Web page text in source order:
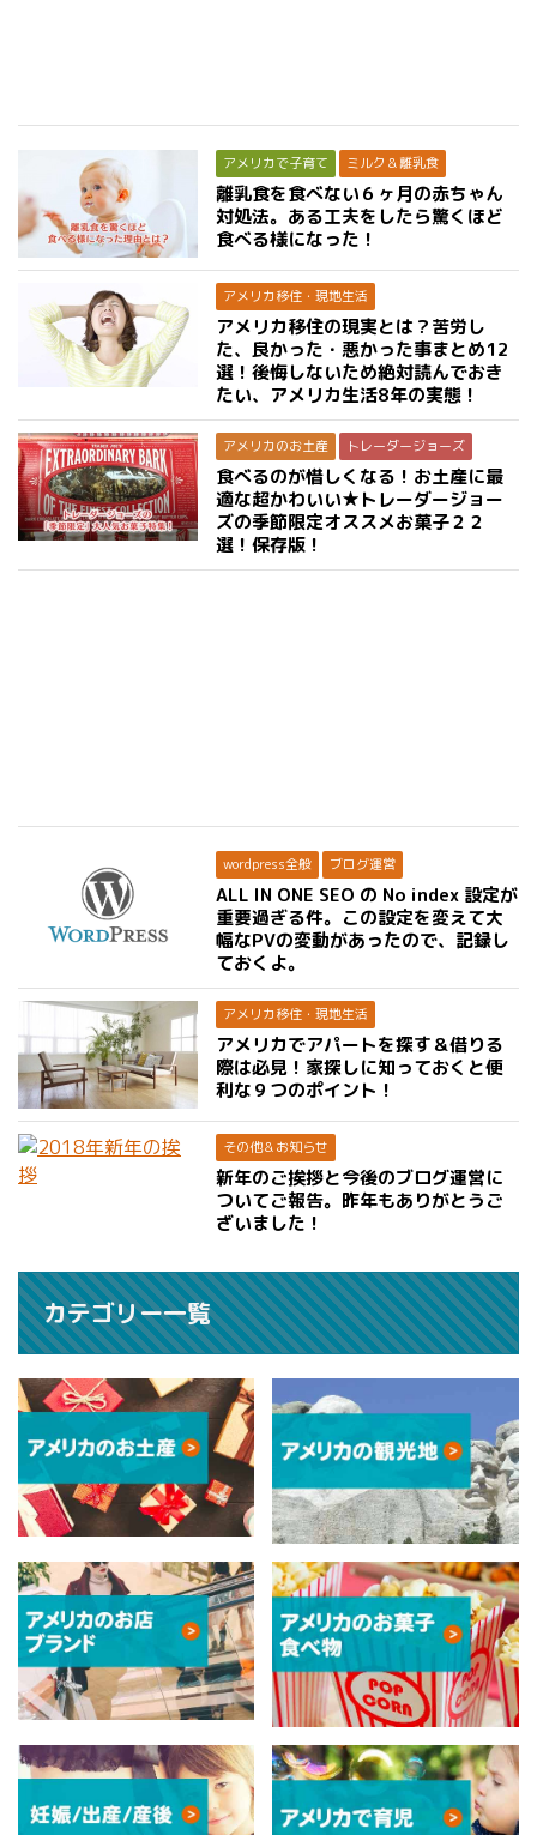
アメリカで子育て ミルク＆離乳食
離乳食を食べない６ヶ月の赤ちゃん
対処法。ある工夫をしたら驚くほど
食べる様になった！
アメリカ移住・現地生活
アメリカ移住の現実とは？苦労し
た、良かった・悪かった事まとめ12
選！後悔しないため絶対読んでおき
たい、アメリカ生活8年の実態！
アメリカのお土産 トレーダージョーズ
食べるのが惜しくなる！お土産に最
適な超かわいい★トレーダージョー
ズの季節限定オススメお菓子２２
選！保存版！
wordpress全般 ブログ運営
ALL IN ONE SEO の No index 設定が
重要過ぎる件。この設定を変えて大
幅なPVの変動があったので、記録し
ておくよ。
アメリカ移住・現地生活
アメリカでアパートを探す＆借りる
際は必見！家探しに知っておくと便
利な９つのポイント！
その他＆お知らせ
新年のご挨拶と今後のブログ運営に
ついてご報告。昨年もありがとうご
ざいました！
カテゴリー一覧